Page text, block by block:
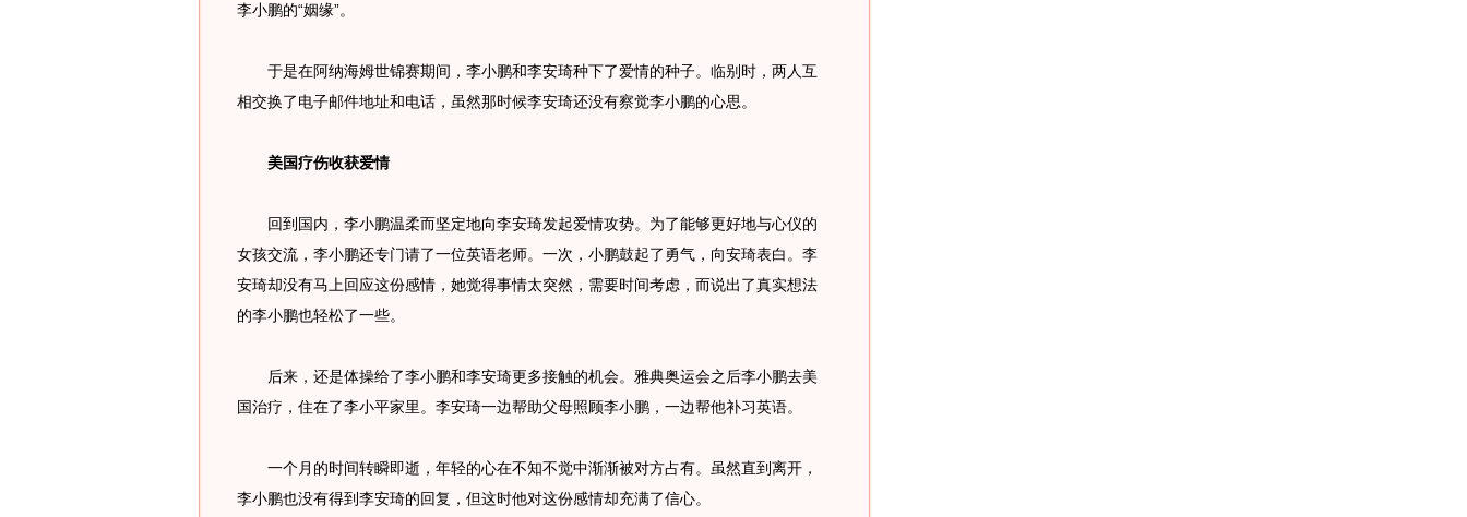
李小鹏的“姻缘”。
于是在阿纳海姆世锦赛期间，李小鹏和李安琦种下了爱情的种子。临别时，两人互
相交换了电子邮件地址和电话，虽然那时候李安琦还没有察觉李小鹏的心思。
美国疗伤收获爱情
回到国内，李小鹏温柔而坚定地向李安琦发起爱情攻势。为了能够更好地与心仪的
女孩交流，李小鹏还专门请了一位英语老师。一次，小鹏鼓起了勇气，向安琦表白。李
安琦却没有马上回应这份感情，她觉得事情太突然，需要时间考虑，而说出了真实想法
的李小鹏也轻松了一些。
后来，还是体操给了李小鹏和李安琦更多接触的机会。雅典奥运会之后李小鹏去美
国治疗，住在了李小平家里。李安琦一边帮助父母照顾李小鹏，一边帮他补习英语。
一个月的时间转瞬即逝，年轻的心在不知不觉中渐渐被对方占有。虽然直到离开，
李小鹏也没有得到李安琦的回复，但这时他对这份感情却充满了信心。